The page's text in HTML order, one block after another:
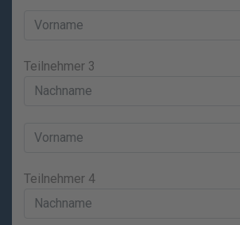
Teilnehmer 3
Teilnehmer 4